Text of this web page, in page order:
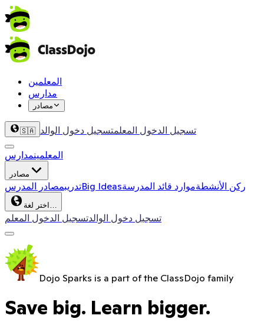
المعلمين
مدارس
مصادر
🇸🇦 تسجيل الدخول المعلمتسجيل دخول الوالد
المعلمينمدارس
مصادر
تدريبمصادر المدرس Big Ideas ركن الأنشطةموارد قائد المدرسة
اختر لغة…
تسجيل الدخول المعلمتسجيل دخول الوالد
Dojo Sparks is a part of the ClassDojo family
Save big. Learn bigger.